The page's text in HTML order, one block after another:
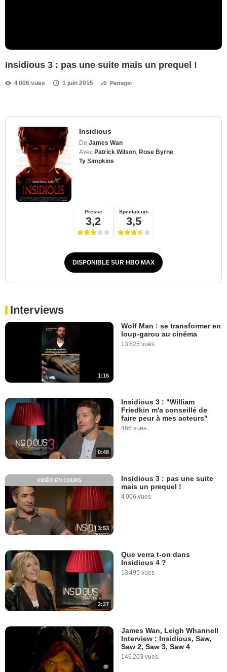
Insidious 3 : pas une suite mais un prequel !
4 006 vues 1 juin 2015 Partager
Insidious
De James Wan
Avec Patrick Wilson Rose Byrne
Ty Simpkins
Presse
3,2
Spectateurs
3,5
DISPONIBLE SUR HBO MAX
Interviews
1:16
Wolf Man : se transformer en
loup-garou au cinéma
13 625 vues
0:48
Insidious 3 : "William
Friedkin m'a conseillé de
faire peur à mes acteurs"
466 vues
3:53
VIDÉO EN COURS
Insidious 3 : pas une suite
mais un prequel !
4 006 vues
2:27
Que verra t-on dans
Insidious 4 ?
13 495 vues
James Wan, Leigh Whannell
Interview : Insidious, Saw,
Saw 2, Saw 3, Saw 4
146 203 vues